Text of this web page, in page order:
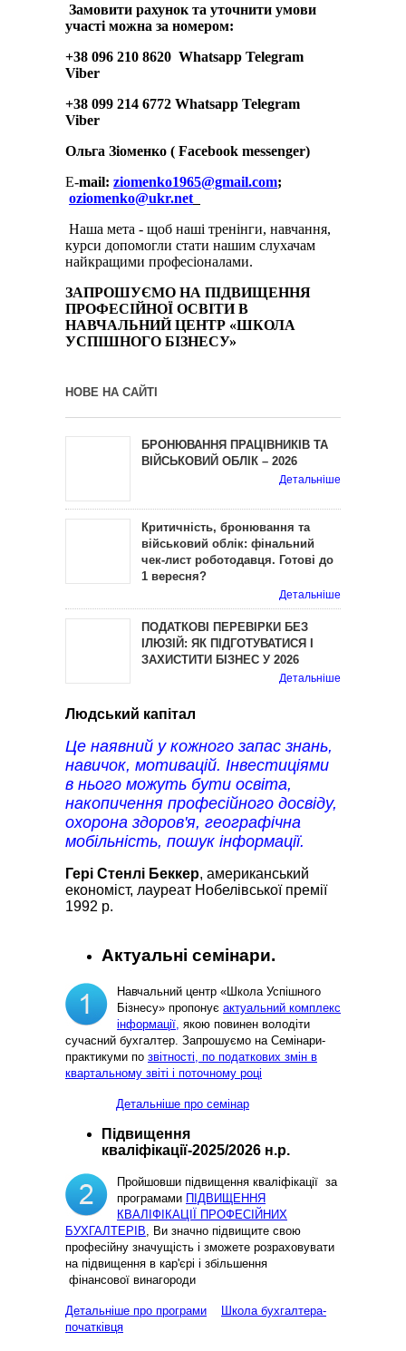
Замовити рахунок та уточнити умови
участі можна за номером:
+38 096 210 8620 Whatsapp Telegram
Viber
+38 099 214 6772 Whatsapp Telegram
Viber
Ольга Зіоменко ( Facebook messenger)
E-mail: ziomenko1965@gmail.com;
oziomenko@ukr.net
Наша мета - щоб наші тренінги, навчання,
курси допомогли стати нашим слухачам
найкращими професіоналами.
ЗАПРОШУЄМО НА ПІДВИЩЕННЯ
ПРОФЕСІЙНОЇ ОСВІТИ В
НАВЧАЛЬНИЙ ЦЕНТР «ШКОЛА
УСПІШНОГО БІЗНЕСУ»
НОВЕ НА САЙТІ
БРОНЮВАННЯ ПРАЦІВНИКІВ ТА
ВІЙСЬКОВИЙ ОБЛІК – 2026
Детальніше
Критичність, бронювання та
військовий облік: фінальний
чек-лист роботодавця. Готові до
1 вересня?
Детальніше
ПОДАТКОВІ ПЕРЕВІРКИ БЕЗ
ІЛЮЗІЙ: ЯК ПІДГОТУВАТИСЯ І
ЗАХИСТИТИ БІЗНЕС У 2026
Детальніше
Людський капітал
Це наявний у кожного запас знань,
навичок, мотивацій. Інвестиціями
в нього можуть бути освіта,
накопичення професійного досвіду,
охорона здоров'я, географічна
мобільність, пошук інформації.
Гері Стенлі Беккер, американський
економіст, лауреат Нобелівської премії
1992 р.
Актуальні семінари.
Навчальний центр «Школа Успішного
Бізнесу» пропонує актуальний комплекс
інформації, якою повинен володіти
сучасний бухгалтер. Запрошуємо на Семінари-
практикуми по звітності, по податкових змін в
квартальному звіті і поточному році
Детальніше про семінар
Підвищення
кваліфікації-2025/2026 н.р.
Пройшовши підвищення кваліфікації за
програмами ПІДВИЩЕННЯ
КВАЛІФІКАЦІЇ ПРОФЕСІЙНИХ
БУХГАЛТЕРІВ, Ви значно підвищите свою
професійну значущість і зможете розраховувати
на підвищення в кар'єрі і збільшення
фінансової винагороди
Детальніше про програми
Школа бухгалтера-
початківця